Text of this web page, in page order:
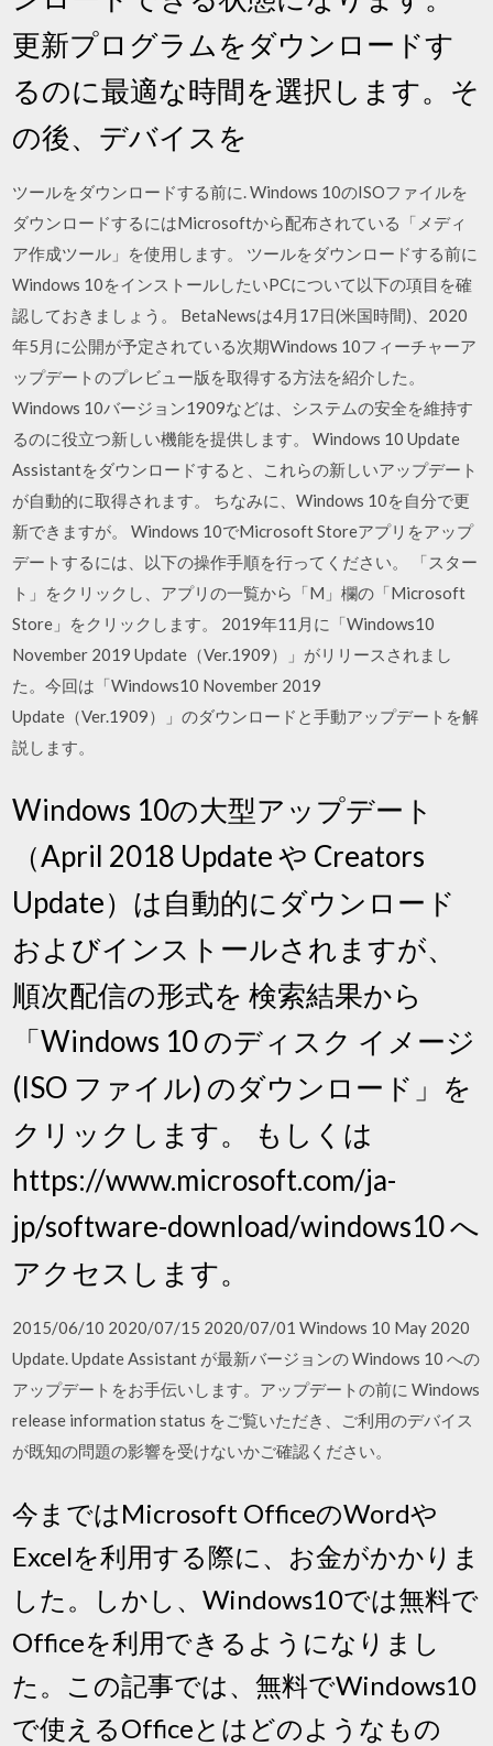
更新プログラムをダウンロードす
るのに最適な時間を選択します。そ
の後、デバイスを
ツールをダウンロードする前に. Windows 10のISOファイルを
ダウンロードするにはMicrosoftから配布されている「メディ
ア作成ツール」を使用します。 ツールをダウンロードする前に
Windows 10をインストールしたいPCについて以下の項目を確
認しておきましょう。 BetaNewsは4月17日(米国時間)、2020
年5月に公開が予定されている次期Windows 10フィーチャーア
ップデートのプレビュー版を取得する方法を紹介した。
Windows 10バージョン1909などは、システムの安全を維持す
るのに役立つ新しい機能を提供します。 Windows 10 Update
Assistantをダウンロードすると、これらの新しいアップデート
が自動的に取得されます。 ちなみに、Windows 10を自分で更
新できますが。 Windows 10でMicrosoft Storeアプリをアップ
デートするには、以下の操作手順を行ってください。 「スター
ト」をクリックし、アプリの一覧から「M」欄の「Microsoft
Store」をクリックします。 2019年11月に「Windows10
November 2019 Update（Ver.1909）」がリリースされまし
た。今回は「Windows10 November 2019
Update（Ver.1909）」のダウンロードと手動アップデートを解
説します。
Windows 10の大型アップデート
（April 2018 Update や Creators
Update）は自動的にダウンロード
およびインストールされますが、
順次配信の形式を 検索結果から
「Windows 10 のディスク イメージ
(ISO ファイル) のダウンロード」を
クリックします。 もしくは
https://www.microsoft.com/ja-
jp/software-download/windows10 へ
アクセスします。
2015/06/10 2020/07/15 2020/07/01 Windows 10 May 2020
Update. Update Assistant が最新バージョンの Windows 10 への
アップデートをお手伝いします。アップデートの前に Windows
release information status をご覧いただき、ご利用のデバイス
が既知の問題の影響を受けないかご確認ください。
今まではMicrosoft OfficeのWordや
Excelを利用する際に、お金がかかりま
した。しかし、Windows10では無料で
Officeを利用できるようになりまし
た。この記事では、無料でWindows10
で使えるOfficeとはどのようなもの